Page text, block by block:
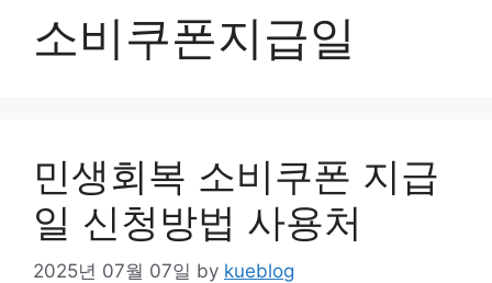
소비쿠폰지급일
민생회복 소비쿠폰 지급
일 신청방법 사용처
2025년 07월 07일 by kueblog